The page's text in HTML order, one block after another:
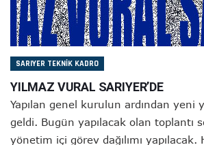
SARIYER TEKNIK KADRO
YILMAZ VURAL SARIYER’DE
Yapılan genel kurulun ardından yeni
geldi. Bugün yapılacak olan toplantı
yönetim içi görev dağılımı